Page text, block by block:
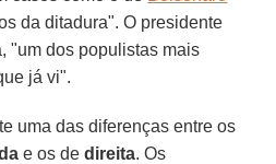
da ditadura". O presidente
"um dos populistas mais
já vi".
uma das diferenças entre os
e os dedireita. Os